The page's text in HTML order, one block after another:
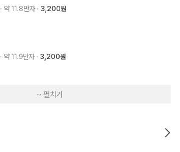
· 약 11.8만자 3,200원
· 약 11.9만자 3,200원
··· 펼치기